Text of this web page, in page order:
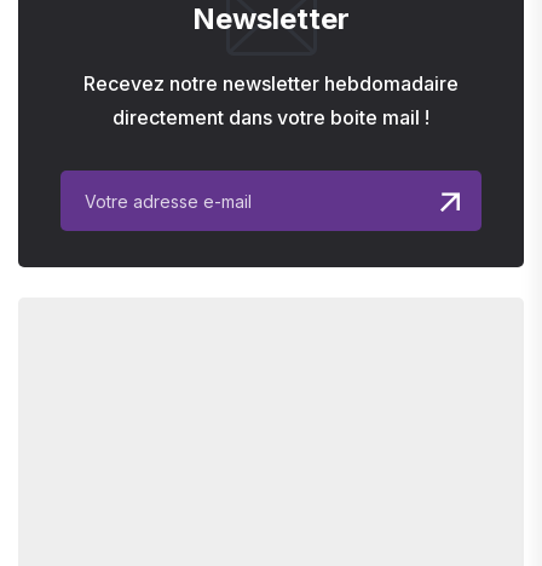
Newsletter
Recevez notre newsletter hebdomadaire
directement dans votre boite mail !